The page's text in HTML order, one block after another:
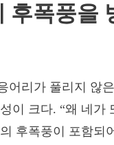
후폭풍을
어리가 풀리지 않
이 크다. “왜 네가
후폭풍이 포함되